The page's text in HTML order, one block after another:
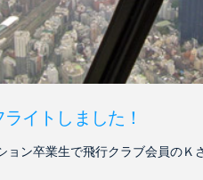
イトしました！
ョン卒業生で飛行クラブ会員のＫ